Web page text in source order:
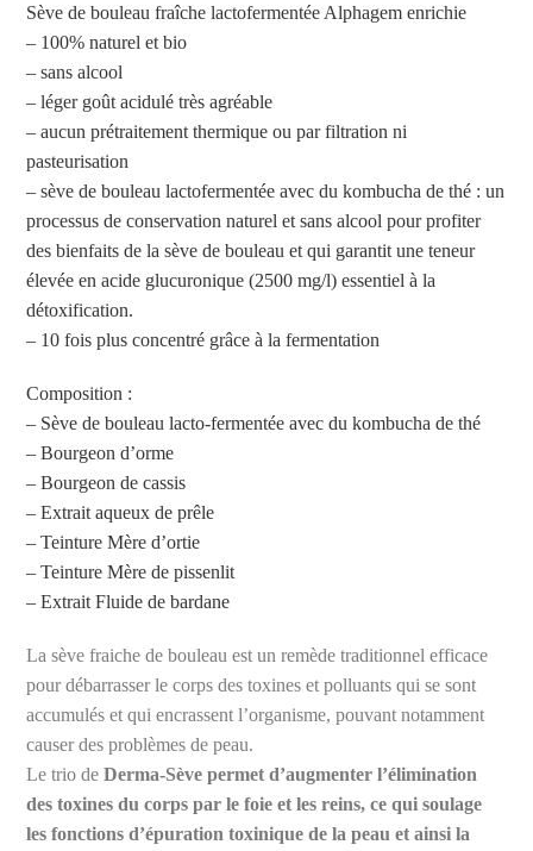
Sève de bouleau fraîche lactofermentée Alphagem enrichie
– 100% naturel et bio
– sans alcool
– léger goût acidulé très agréable
– aucun prétraitement thermique ou par filtration ni
pasteurisation
– sève de bouleau lactofermentée avec du kombucha de thé : un
processus de conservation naturel et sans alcool pour profiter
des bienfaits de la sève de bouleau et qui garantit une teneur
élevée en acide glucuronique (2500 mg/l) essentiel à la
détoxification.
– 10 fois plus concentré grâce à la fermentation
Composition :
– Sève de bouleau lacto-fermentée avec du kombucha de thé
–Bourgeon d’orme
– Bourgeon de cassis
– Extrait aqueux de prêle
– Teinture Mère d’ortie
– Teinture Mère de pissenlit
– Extrait Fluide de bardane
La sève fraiche de bouleau est un remède traditionnel efficace
pour débarrasser le corps des toxines et polluants qui se sont
accumulés et qui encrassent l’organisme, pouvant notamment
causer des problèmes de peau.
Le trio deDerma-Sève permet d’augmenter l’élimination
des toxines du corps par le foie et les reins, ce qui soulage
les fonctions d’épuration toxinique de la peau et ainsi la